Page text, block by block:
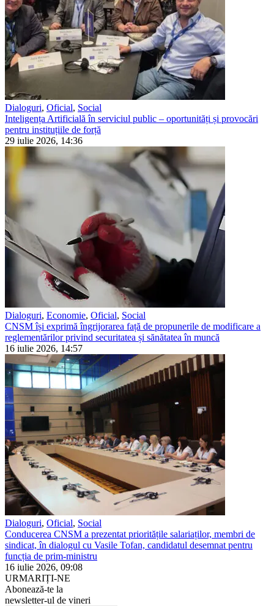
Dialoguri, Oficial, Social
Inteligența Artificială în serviciul public – oportunități și provocări
pentru instituțiile de forță
29 iulie 2026, 14:36
Dialoguri, Economie, Oficial, Social
CNSM își exprimă îngrijorarea față de propunerile de modificare a
reglementărilor privind securitatea și sănătatea în muncă
16 iulie 2026, 14:57
Dialoguri, Oficial, Social
Conducerea CNSM a prezentat prioritățile salariaților, membri de
sindicat, în dialogul cu Vasile Tofan, candidatul desemnat pentru
funcția de prim-ministru
16 iulie 2026, 09:08
URMARIȚI-NE
Abonează-te la
newsletter-ul de vineri